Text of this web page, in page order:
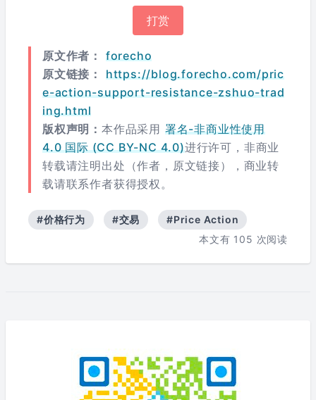
打赏
原文作者：
forecho
原文链接：
https://blog.forecho.com/pric
e-action-support-resistance-zshuo-trad
ing.html
版权声明： 本作品采用 署名-非商业性使用
4.0 国际 (CC BY-NC 4.0)进行许可，非商业
转载请注明出处（作者，原文链接），商业转
载请联系作者获得授权。
#价格行为 #交易
#Price Action
本文有 105 次阅读